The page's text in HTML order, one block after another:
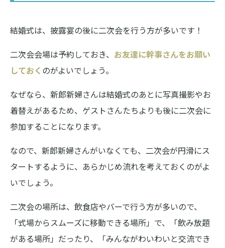
結婚式は、披露宴の後に二次会を行う方が多いです！
二次会会場は予約しておき、 お友達に幹事さんをお願い
しておく のがよいでしょう。
なぜなら、新郎新婦さんは結婚式のあとに写真撮影やお
着替えがあるため、ゲストさんたちよりも後に二次会に
参加することになります。
なので、新郎新婦さんがいなくても、二次会が円滑にス
タートするように、あらかじめ流れを考えておくのがよ
いでしょう。
二次会の場所は、飲食店やバーで行う方が多いので、
「式場からスムーズに移動できる場所」で、「飲み放題
がある場所」だったり、「みんながわいわいと交流でき